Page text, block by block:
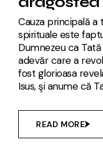
Cauza principală
spirituale este
Dumnezeu ca
adevăr care a
fost glorioasa
Isus, şi anume că
READ MORE